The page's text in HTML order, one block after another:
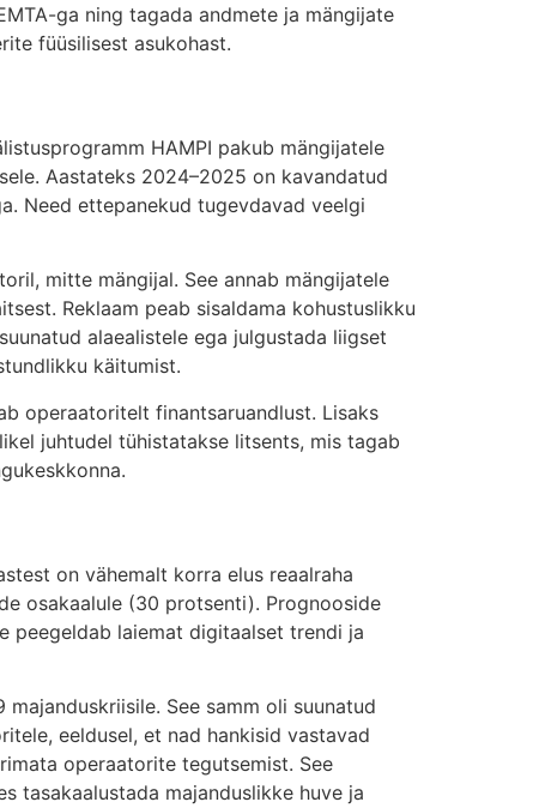
ga ning tagada andmete ja mängijate
füüsilisest asukohast.
HAMPI pakub mängijatele
Aastateks 2024–2025 on kavandatud
Need ettepanekud tugevdavad veelgi
mitte mängijal. See annab mängijatele
Reklaam peab sisaldama kohustuslikku
alaealistele ega julgustada liigset
käitumist.
operaatoritelt finantsaruandlust. Lisaks
juhtudel tühistatakse litsents, mis tagab
on vähemalt korra elus reaalraha
osakaalule (30 protsenti). Prognooside
peegeldab laiemat digitaalset trendi ja
See samm oli suunatud
eeldusel, et nad hankisid vastavad
operaatorite tegutsemist. See
tasakaalustada majanduslikke huve ja